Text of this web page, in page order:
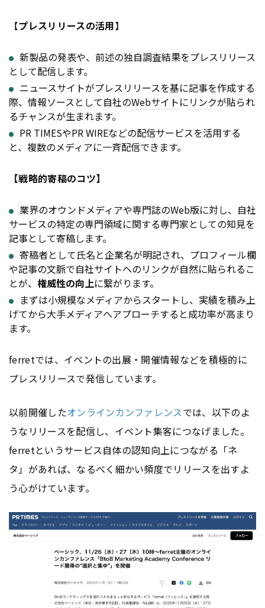
【プレスリリースの活用】
新製品の発表や、前述の独自調査結果をプレスリリース
として配信します。
ニュースサイトがプレスリリースを基に記事を作成する
際、情報ソースとして自社のWebサイトにリンクが貼られ
るチャンスが生まれます。
PR TIMESやPR WIREなどの配信サービスを活用する
と、複数のメディアに一斉配信できます。
【戦略的寄稿のコツ】
業界のオウンドメディアや専門誌のWeb版に対し、自社
サービスの特定の専門領域に関する専門家としての知見を
記事として寄稿します。
寄稿者として氏名と企業名が明記され、プロフィール欄
や記事の文脈で自社サイトへのリンクが自然に貼られるこ
とが、 権威性の向上に繋がります。
まずは小規模なメディアからスタートし、実績を積み上
げてから大手メディアへアプローチすると成功率が高まり
ます。
ferretでは、イベントの出展・開催情報などを積極的に
プレスリリースで発信しています。
以前開催したオンラインカンファレンスでは、以下のよ
うなリリースを配信し、イベント集客につなげました。
ferretというサービス自体の認知向上につながる「ネ
タ」があれば、なるべく細かい頻度でリリースを出すよ
う心がけています。